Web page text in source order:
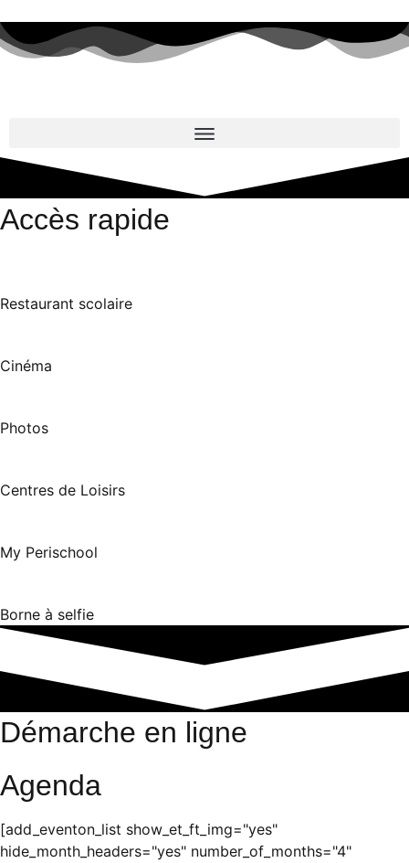
Accès rapide
Restaurant scolaire
Cinéma
Photos
Centres de Loisirs
My Perischool
Borne à selfie
Démarche en ligne
Agenda
[add_eventon_list show_et_ft_img="yes"
hide_month_headers="yes" number_of_months="4"